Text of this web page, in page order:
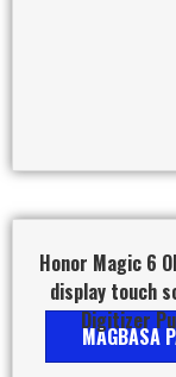
Honor Magic 6
display touch
Digitizer
MAGBASA